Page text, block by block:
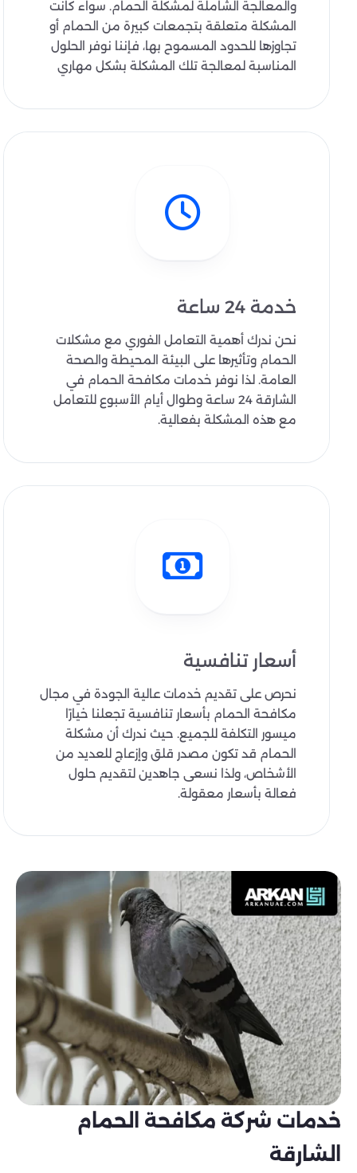
والمعالجة الشاملة لمشكلة الحمام. سواء كانت
المشكلة متعلقة بتجمعات كبيرة من الحمام أو
تجاوزها للحدود المسموح بها، فإننا نوفر الحلول
المناسبة لمعالجة تلك المشكلة بشكل مهاري
خدمة 24 ساعة
نحن ندرك أهمية التعامل الفوري مع مشكلات
الحمام وتأثيرها على البيئة المحيطة والصحة
العامة. لذا نوفر خدمات مكافحة الحمام في
الشارقة 24 ساعة وطوال أيام الأسبوع للتعامل
مع هذه المشكلة بفعالية.
أسعار تنافسية
نحرص على تقديم خدمات عالية الجودة في مجال
مكافحة الحمام بأسعار تنافسية تجعلنا خيارًا
ميسور التكلفة للجميع. حيث ندرك أن مشكلة
الحمام قد تكون مصدر قلق وإزعاج للعديد من
الأشخاص، ولذا نسعى جاهدين لتقديم حلول
فعالة بأسعار معقولة.
خدمات شركة مكافحة الحمام
الشارقة